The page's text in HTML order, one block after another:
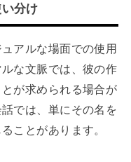
分け
アルな場面での使用
な文脈では、彼の作
が求められる場合が
では、単にその名を
ことがあります。